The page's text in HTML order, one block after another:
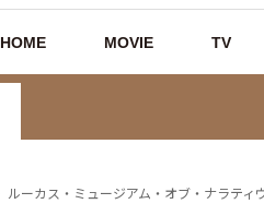
HOME MOVIE TV
ルーカス・ミュージアム・オブ・ナラテ